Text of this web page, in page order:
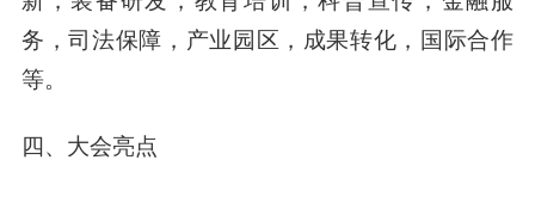
务，司法保障，产业园区，成果转化，国际合作
等。
四、大会亮点